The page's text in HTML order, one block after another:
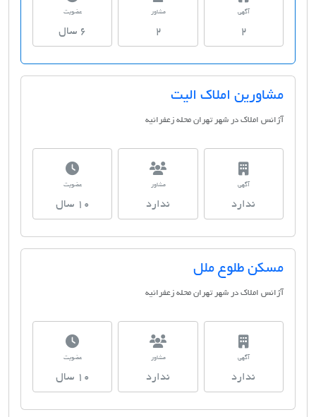
آگهی
2
مشاور
2
عضویت
6 سال
مشاورین املاک الیت
آژانس املاک در شهر تهران محله زعفرانیه
آگهی
ندارد
مشاور
ندارد
عضویت
10 سال
مسکن طلوع ملل
آژانس املاک در شهر تهران محله زعفرانیه
آگهی
ندارد
مشاور
ندارد
عضویت
10 سال